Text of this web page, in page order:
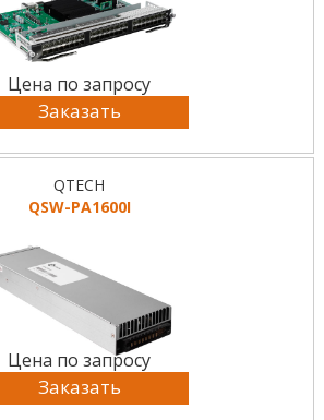
Цена по запросу
Заказать
QTECH
QSW-PA1600I
Цена по запросу
Заказать